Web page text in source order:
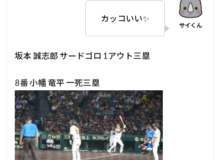
カッコいい✨️
坂本 誠志郎 サードゴロ 1アウト三塁
8番 小幡 竜平 一死三塁